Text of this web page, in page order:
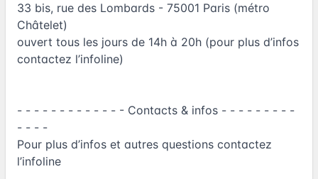
33 bis, rue des Lombards - 75001 Paris (métro
Châtelet)
ouvert tous les jours de 14h à 20h (pour plus d’infos
contactez l’infoline)
- - - - - - - - - - - - - Contacts & infos - - - - - - - - -
- - - -
Pour plus d’infos et autres questions contactez
l’infoline